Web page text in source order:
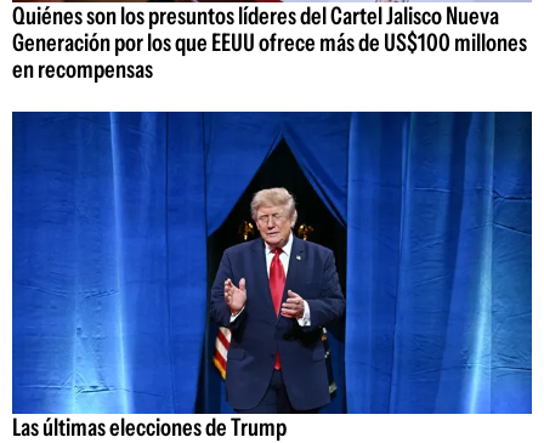
Quiénes son los presuntos líderes del Cartel Jalisco Nueva
Generación por los que EEUU ofrece más de US$100 millones
en recompensas
Las últimas elecciones de Trump